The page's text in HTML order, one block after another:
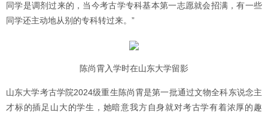
同学是调剂过来的，当今考古学专科基本第一志愿就会招满，有一些
同学还主动地从别的专科转过来。”
陈尚霄入学时在山东大学留影
山东大学考古学院2024级重生陈尚霄是第一批通过文物全科东说念主
才标的插足山大的学生，她暗意我方自身就对考古学有着浓厚的趣